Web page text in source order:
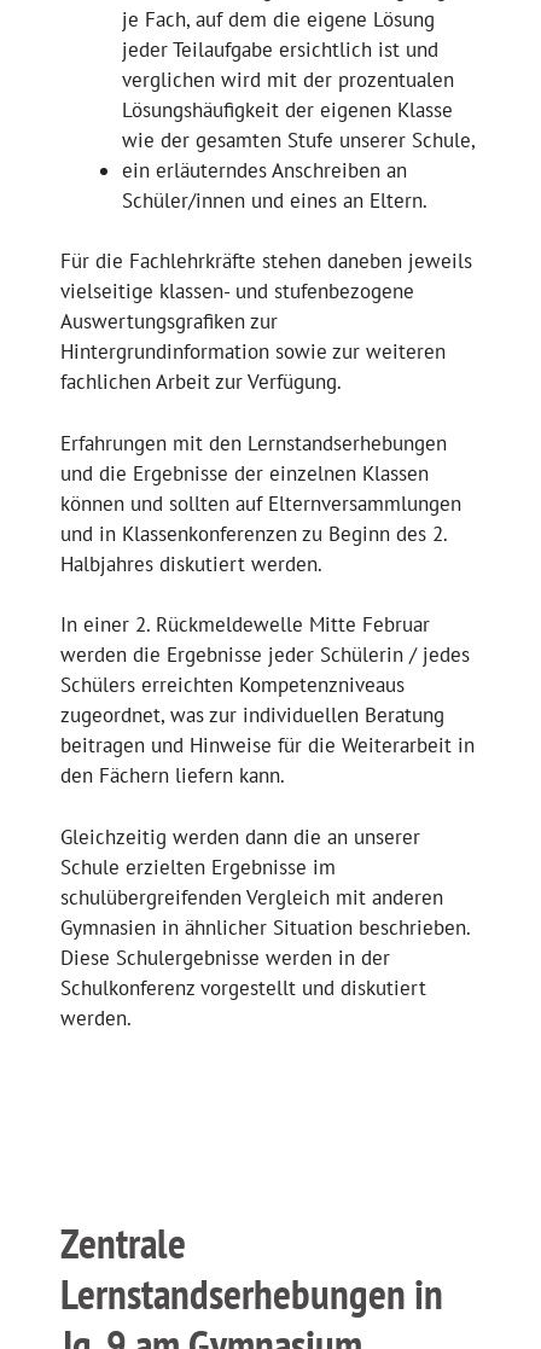
je Fach, auf dem die eigene Lösung
jeder Teilaufgabe ersichtlich ist und
verglichen wird mit der prozentualen
Lösungshäufigkeit der eigenen Klasse
wie der gesamten Stufe unserer Schule,
ein erläuterndes Anschreiben an
Schüler/innen und eines an Eltern.
Für die Fachlehrkräfte stehen daneben jeweils
vielseitige klassen- und stufenbezogene
Auswertungsgrafiken zur
Hintergrundinformation sowie zur weiteren
fachlichen Arbeit zur Verfügung.
Erfahrungen mit den Lernstandserhebungen
und die Ergebnisse der einzelnen Klassen
können und sollten auf Elternversammlungen
und in Klassenkonferenzen zu Beginn des 2.
Halbjahres diskutiert werden.
In einer 2. Rückmeldewelle Mitte Februar
werden die Ergebnisse jeder Schülerin / jedes
Schülers erreichten Kompetenzniveaus
zugeordnet, was zur individuellen Beratung
beitragen und Hinweise für die Weiterarbeit in
den Fächern liefern kann.
Gleichzeitig werden dann die an unserer
Schule erzielten Ergebnisse im
schulübergreifenden Vergleich mit anderen
Gymnasien in ähnlicher Situation beschrieben.
Diese Schulergebnisse werden in der
Schulkonferenz vorgestellt und diskutiert
werden.
Zentrale
Lernstandserhebungen in